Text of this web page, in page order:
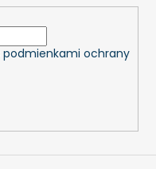
podmienkami ochrany